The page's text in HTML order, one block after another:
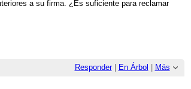
a su firma. ¿Es suficiente para reclamar
Responder| En Árbol Más